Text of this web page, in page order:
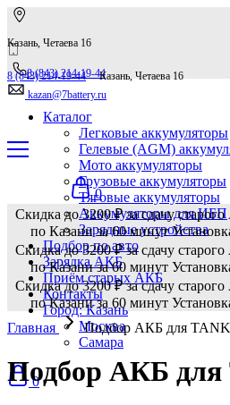
Казань, Четаева 16
8 (843) 214-19-44
kazan@7battery.ru
8 (843) 214-19-44Казань, Четаева 16
Каталог
Легковые аккумуляторы
Гелевые (AGM)
Мото аккумуляторы
Грузовые аккумуляторы
Тяговые аккумуляторы
Аккумуляторы для ИБП
Зарядные устройства
Подбор по авто
Зарядка АКБ
Приём старых АКБ
Контакты
Город: Казань
Москва
Самара
0
0
Скидка до 3200 ₽ за сдачу
по Казани за 60 минут
Скидка до 3200 ₽ за сдачу
по Казани за 60 минут
Скидка до 3200 ₽ за сдачу
по Казани за 60 минут
Главная
Подбор АКБ для
Подбор АКБ для